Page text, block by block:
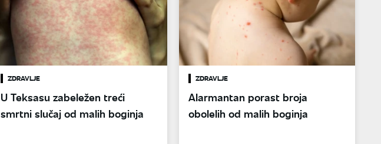
ZDRAVLJE
U Teksasu zabeležen treći
smrtni slučaj od malih boginja
ZDRAVLJE
Alarmantan porast broja
obolelih od malih boginja